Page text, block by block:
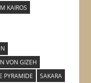
KAIROS
VON GIZEH
PYRAMIDE
SAKARA